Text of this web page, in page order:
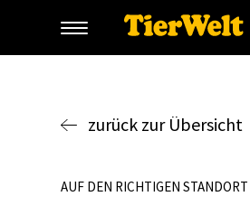
zurück zur Übersicht
AUF DEN RICHTIGEN